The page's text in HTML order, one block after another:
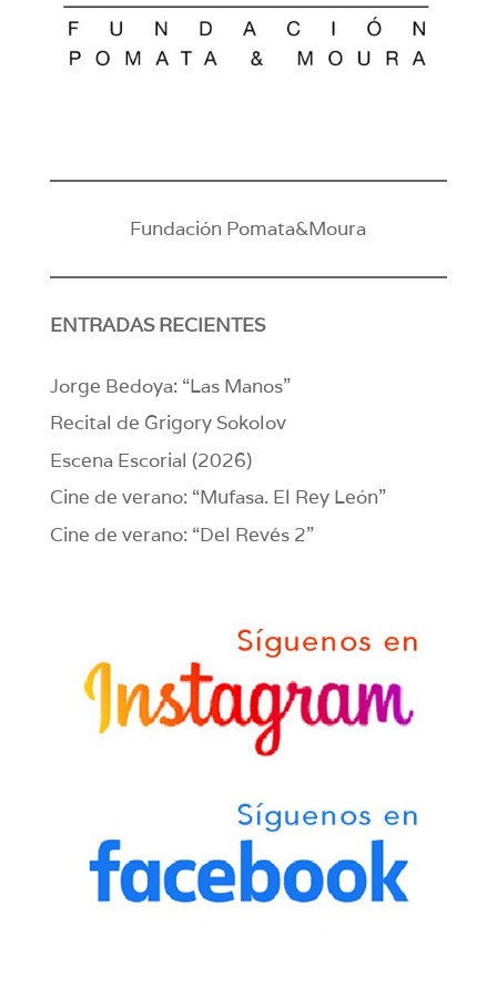
Fundación Pomata&Moura
ENTRADAS RECIENTES
Jorge Bedoya: “Las Manos”
Recital de Grigory Sokolov
Escena Escorial (2026)
Cine de verano: “Mufasa. El Rey León”
Cine de verano: “Del Revés 2”